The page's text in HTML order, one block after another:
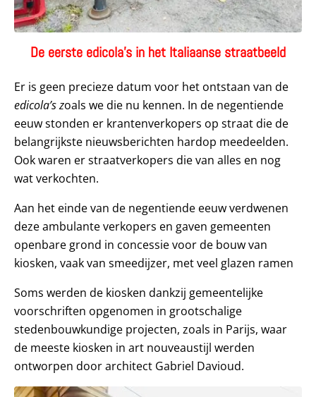
De eerste edicola’s in het Italiaanse straatbeeld
Er is geen precieze datum voor het ontstaan van de
edicola’s zoals we die nu kennen. In de negentiende
eeuw stonden er krantenverkopers op straat die de
belangrijkste nieuwsberichten hardop meedeelden.
Ook waren er straatverkopers die van alles en nog
wat verkochten.
Aan het einde van de negentiende eeuw verdwenen
deze ambulante verkopers en gaven gemeenten
openbare grond in concessie voor de bouw van
kiosken, vaak van smeedijzer, met veel glazen ramen
Soms werden de kiosken dankzij gemeentelijke
voorschriften opgenomen in grootschalige
stedenbouwkundige projecten, zoals in Parijs, waar
de meeste kiosken in art nouveaustijl werden
ontworpen door architect Gabriel Davioud.